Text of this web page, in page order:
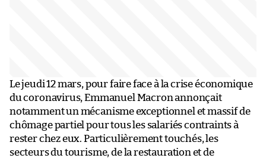
Le jeudi 12 mars, pour faire face à la crise économique
du coronavirus, Emmanuel Macron annonçait
notamment un mécanisme exceptionnel et massif de
chômage partiel pour tous les salariés contraints à
rester chez eux. Particulièrement touchés, les
secteurs du tourisme, de la restauration et de